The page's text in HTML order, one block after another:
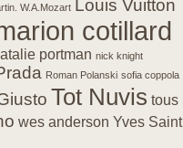
W.A.Mozart Louis Vuitton
cotillard
portman nick knight
Roman Polanski sofia coppola
Tot Nuvis tous
wes anderson Yves Saint